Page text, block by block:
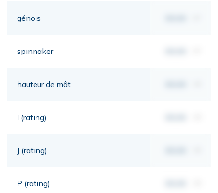
génois
spinnaker
hauteur de mât
I (rating)
J (rating)
P (rating)